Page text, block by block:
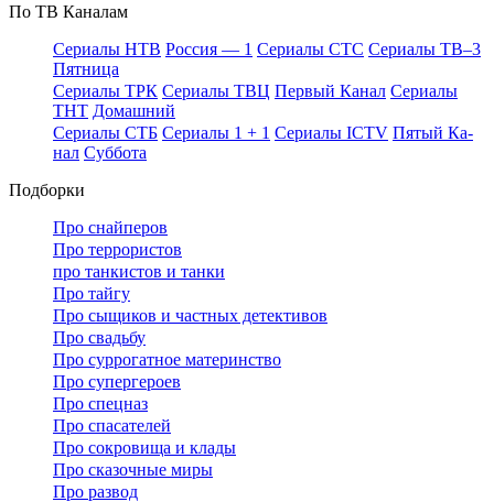
По ТВ Ка­на­лам
Се­риа­лы НТВ Рос­сия — 1 Се­риа­лы СТС Се­риа­лы ТВ–3
Пят­ни­ца
Се­риа­лы ТРК Се­риа­лы ТВЦ Пер­вый Ка­нал Се­риа­лы
ТНТ До­маш­ний
Се­риа­лы СТБ Се­риа­лы 1 + 1 Се­риа­лы ICTV Пя­тый Ка­
нал Суб­бо­та
Подборки
Про снайперов
Про террористов
про танкистов и танки
Про тайгу
Про сыщиков и частных детективов
Про свадьбу
Про суррогатное материнство
Про супергероев
Про спецназ
Про спасателей
Про сокровища и клады
Про сказочные миры
Про развод